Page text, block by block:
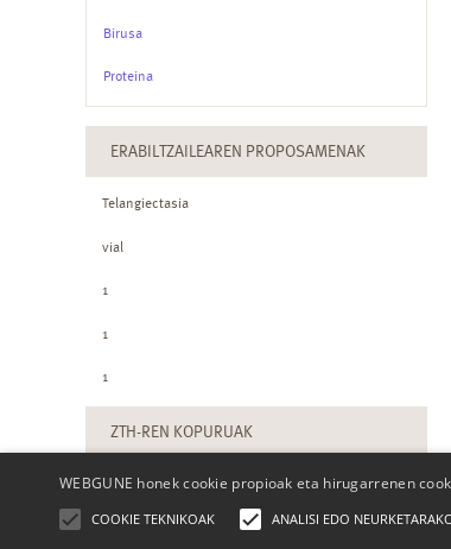
Birusa
Proteina
ERABILTZAILEAREN PROPOSAMENAK
Telangiectasia
vial
1
1
1
ZTH-REN KOPURUAK
WEBGUNE honek cookie propioak eta hirugarrenen
COOKIE TEKNIKOAK ANALISI EDO